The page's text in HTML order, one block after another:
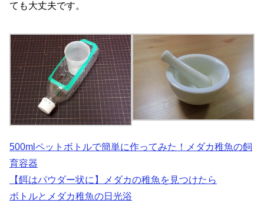
ても大丈夫です。
500mlペットボトルで簡単に作ってみた！メダカ稚魚の飼
育容器
【餌はパウダー状に】メダカの稚魚を見つけたら
ボトルとメダカ稚魚の日光浴